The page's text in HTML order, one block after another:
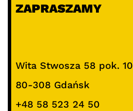
ZAPRASZAMY
Wita Stwosza 58 pok.
80-308 Gdańsk
+48 58 523 24 50